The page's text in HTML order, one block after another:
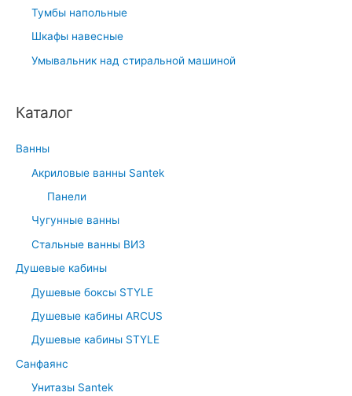
Тумбы напольные
Шкафы навесные
Умывальник над стиральной машиной
Каталог
Ванны
Акриловые ванны Santek
Панели
Чугунные ванны
Стальные ванны ВИЗ
Душевые кабины
Душевые боксы STYLE
Душевые кабины ARCUS
Душевые кабины STYLE
Санфаянс
Унитазы Santek